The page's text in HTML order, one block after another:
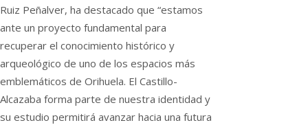
Ruiz Peñalver, ha destacado que “estamos
ante un proyecto fundamental para
recuperar el conocimiento histórico y
arqueológico de uno de los espacios más
emblemáticos de Orihuela. El Castillo-
Alcazaba forma parte de nuestra identidad y
su estudio permitirá avanzar hacia una futura